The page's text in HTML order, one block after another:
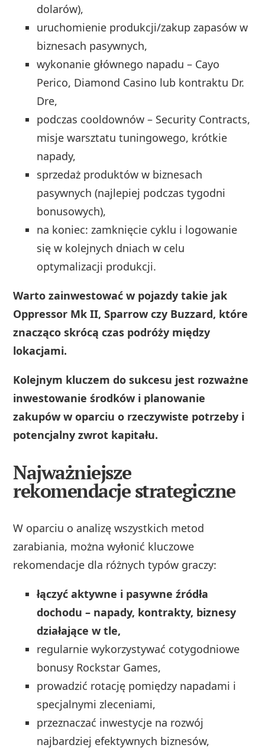
dolarów),
uruchomienie produkcji/zakup zapasów w
biznesach pasywnych,
wykonanie głównego napadu – Cayo
Perico, Diamond Casino lub kontraktu Dr.
Dre,
podczas cooldownów – Security Contracts,
misje warsztatu tuningowego, krótkie
napady,
sprzedaż produktów w biznesach
pasywnych (najlepiej podczas tygodni
bonusowych),
na koniec: zamknięcie cyklu i logowanie
się w kolejnych dniach w celu
optymalizacji produkcji.
Warto zainwestować w pojazdy takie jak
Oppressor Mk II, Sparrow czy Buzzard, które
znacząco skrócą czas podróży między
lokacjami.
Kolejnym kluczem do sukcesu jest rozważne
inwestowanie środków i planowanie
zakupów w oparciu o rzeczywiste potrzeby i
potencjalny zwrot kapitału.
Najważniejsze
rekomendacje strategiczne
W oparciu o analizę wszystkich metod
zarabiania, można wyłonić kluczowe
rekomendacje dla różnych typów graczy:
łączyć aktywne i pasywne źródła
dochodu – napady, kontrakty, biznesy
działające w tle,
regularnie wykorzystywać cotygodniowe
bonusy Rockstar Games,
prowadzić rotację pomiędzy napadami i
specjalnymi zleceniami,
przeznaczać inwestycje na rozwój
najbardziej efektywnych biznesów,